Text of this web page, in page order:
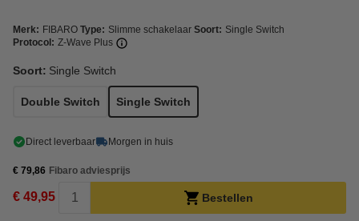
Merk: FIBARO Type: Slimme schakelaar Soort: Single Switch
Protocol: Z-Wave Plus
Soort: Single Switch
Double Switch Single Switch
Direct leverbaar Morgen in huis
€ 79,86 Fibaro adviesprijs
€ 49,95 Bestellen